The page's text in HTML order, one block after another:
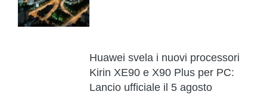
Huawei svela i nuovi processori
Kirin XE90 e X90 Plus per PC:
Lancio ufficiale il 5 agosto